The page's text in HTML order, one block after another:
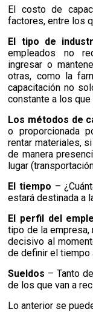
El costo de
factores, entre los
El tipo de
empleados no
ingresar o
otras, como la
capacitación no
constante a los que
Los métodos de
o proporcionada
rentar materiales,
de manera
lugar
El tiempo –
estará destinada a
El perfil del
tipo de la
decisivo al
de definir el tiempo
Sueldos – Tanto
de los que van a
Lo anterior se